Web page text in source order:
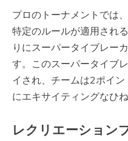
プロのトーナメントでは
特定のルールが適用され
りにスーパータイブレー
す。このスーパータイブ
イされ、チームは2ポイ
にエキサイティングなひ
レクリエーション